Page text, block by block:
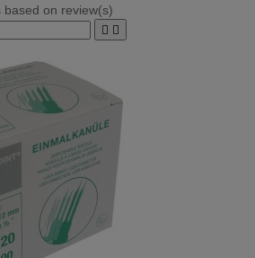
based on review(s)
 